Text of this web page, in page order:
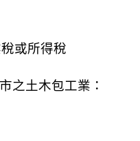
或所得稅
之土木包工業：